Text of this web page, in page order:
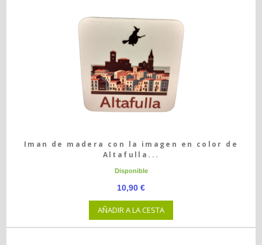
Iman de madera con la imagen en color de
Altafulla...
Disponible
10,90 €
AÑADIR A LA CESTA